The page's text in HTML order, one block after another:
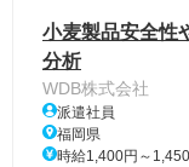
小麦製品安全性
分析
WDB株式会社
派遣社員
福岡県
時給1,400円～